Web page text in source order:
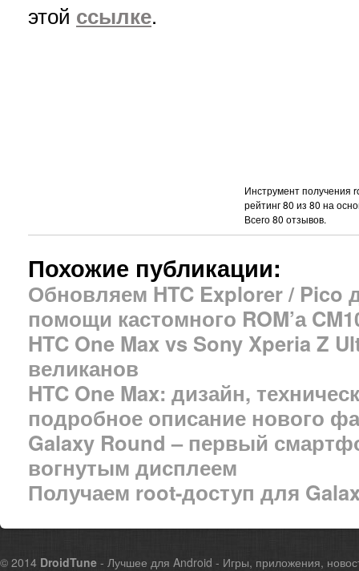
этой ссылке.
Инструмент получения
рейтинг80 из 80 на
Всего80 отзывов.
Похожие публикации:
Обновляем HTC Explorer / Pico
помощи кастомного ROM’а
HTC One Max vs Sony Xperia Z
великанов
HTC One Max: дизайн,
подробное описание нового
Galaxy Round – первый
вогнутым дисплеем
Получаем root-доступ для
© 2014 DroidTune - Лучшее для Android - Игры, приложения,